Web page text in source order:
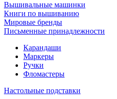
Вышивальные машинки
Книги по вышиванию
Мировые бренды
Письменные принадлежности
Карандаши
Маркеры
Ручки
Фломастеры
Настольные подставки